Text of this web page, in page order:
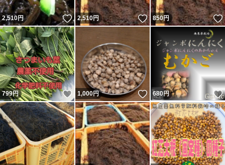
2,510円 いいね！
2,510円 いいね！
850円
799円 いいね！
1,000円 いいね！
680円